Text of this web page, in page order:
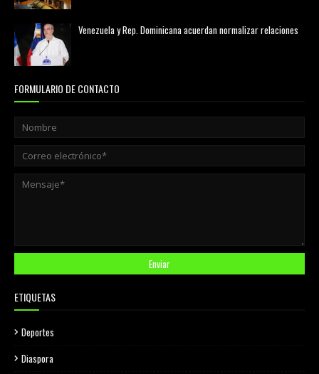
Venezuela y Rep. Dominicana acuerdan normalizar relaciones
FORMULARIO DE CONTACTO
ETIQUETAS
Deportes
Diaspora